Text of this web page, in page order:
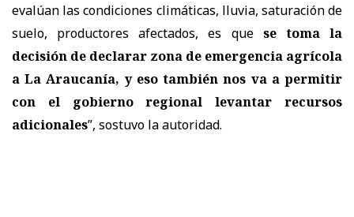
evalúan las condiciones climáticas, lluvia, saturación de
suelo, productores afectados, es que se toma la
decisión de declarar zona de emergencia agrícola
a La Araucanía, y eso también nos va a permitir
con el gobierno regional levantar recursos
adicionales”, sostuvo la autoridad.